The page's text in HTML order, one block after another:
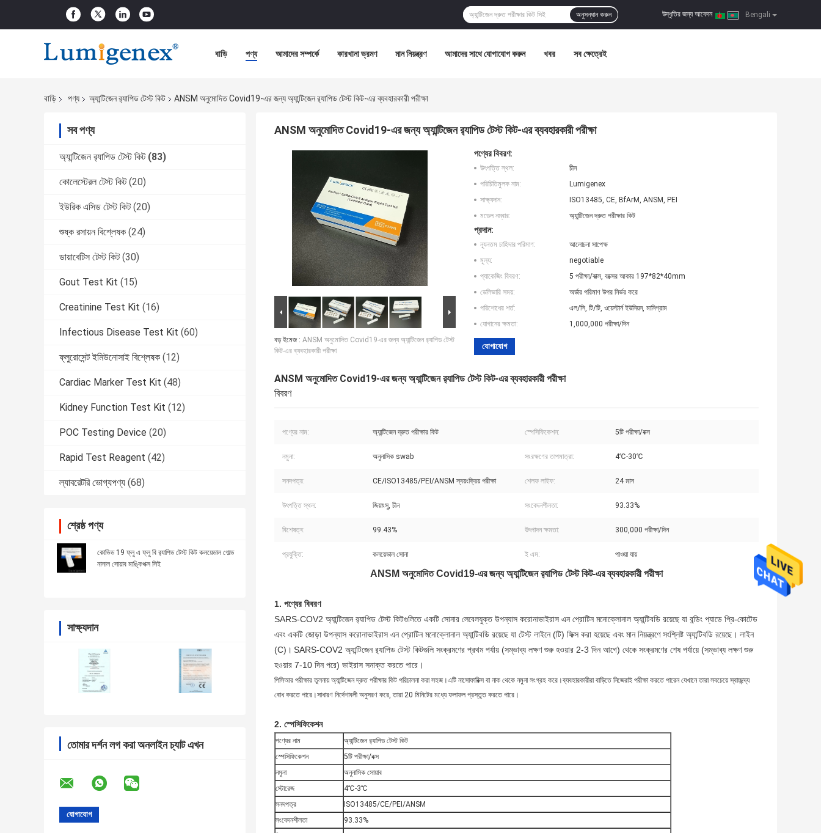
Bengali
উদ্ধৃতির জন্য আবেদন |
অনুসন্ধান করুন
বাড়ি পণ্য আমাদের সম্পর্কে কারখানা ভ্রমণ মান নিয়ন্ত্রণ আমাদের সাথে যোগাযোগ করুন খবর সব ক্ষেত্রেই
বাড়ি পণ্য অ্যান্টিজেন র‌্যাপিড টেস্ট কিট ANSM অনুমোদিত Covid19-এর জন্য অ্যান্টিজেন র‌্যাপিড টেস্ট কিট-এর ব্যবহারকারী পরীক্ষা
সব পণ্য
অ্যান্টিজেন র‌্যাপিড টেস্ট কিট (83)
কোলেস্টেরল টেস্ট কিট (20)
ইউরিক এসিড টেস্ট কিট (20)
শুষ্ক রসায়ন বিশ্লেষক (24)
ডায়াবেটিস টেস্ট কিট (30)
Gout Test Kit (15)
Creatinine Test Kit (16)
Infectious Disease Test Kit (60)
ফ্লুরোসেন্ট ইমিউনোসাই বিশ্লেষক (12)
Cardiac Marker Test Kit (48)
Kidney Function Test Kit (12)
POC Testing Device (20)
Rapid Test Reagent (42)
ল্যাবরেটরি ভোগ্যপণ্য (68)
শ্রেষ্ঠ পণ্য
কোভিড 19 ফ্লু এ ফ্লু বি র‍্যাপিড টেস্ট কিট কলয়েডাল গোল্ড
নাসাল সোয়াব মাঙ্কিপক্স সিই
সাক্ষ্যদান
তোমার দর্শন লগ করা অনলাইন চ্যাট এখন
ANSM অনুমোদিত Covid19-এর জন্য অ্যান্টিজেন র‌্যাপিড টেস্ট কিট-এর ব্যবহারকারী পরীক্ষা
বড় ইমেজ : ANSM অনুমোদিত Covid19-এর জন্য অ্যান্টিজেন র‌্যাপিড টেস্ট
কিট-এর ব্যবহারকারী পরীক্ষা
পণ্যের বিবরণ:
উৎপত্তি স্থল:
চীন
পরিচিতিমুলক নাম:
Lumigenex
সাক্ষ্যদান:
ISO13485, CE, BfArM, ANSM, PEI
মডেল নম্বার:
অ্যান্টিজেন দ্রুত পরীক্ষার কিট
প্রদান:
ন্যূনতম চাহিদার পরিমাণ:
আলোচনা সাপেক্ষ
মূল্য:
negotiable
প্যাকেজিং বিবরণ:
5 পরীক্ষা/বাক্স, বক্সের আকার 197*82*40mm
ডেলিভারি সময়:
অর্ডার পরিমাণ উপর নির্ভর করে
পরিশোধের শর্ত:
এল/সি, টি/টি, ওয়েস্টার্ন ইউনিয়ন, মানিগ্রাম
যোগানের ক্ষমতা:
1,000,000 পরীক্ষা/দিন
যোগাযোগ
ANSM অনুমোদিত Covid19-এর জন্য অ্যান্টিজেন র‌্যাপিড টেস্ট কিট-এর ব্যবহারকারী পরীক্ষা
বিবরণ
পণ্যের নাম: অ্যান্টিজেন দ্রুত পরীক্ষার কিট স্পেসিফিকেশন: 5টি পরীক্ষা/বক্স
নমুনা: অনুনাসিক swab সংরক্ষণের তাপমাত্রা: 4℃-30℃
সনদপত্র: CE/ISO13485/PEI/ANSM স্বয়ংক্রিয় পরীক্ষা শেলফ লাইফ: 24 মাস
উৎপত্তি স্থল: জিয়াংসু, চীন সংবেদনশীলতা: 93.33%
বিশেষত্ব: 99.43% উৎপাদন ক্ষমতা: 300,000 পরীক্ষা/দিন
প্রযুক্তি: কলয়েডাল সোনা ই এম: পাওয়া যায়
ANSM অনুমোদিত Covid19-এর জন্য অ্যান্টিজেন র‌্যাপিড টেস্ট কিট-এর ব্যবহারকারী পরীক্ষা
1. পণ্যের বিবরণ
SARS-COV2 অ্যান্টিজেন র‌্যাপিড টেস্ট কিটগুলিতে একটি সোনার লেবেলযুক্ত উপন্যাস করোনাভাইরাস এন প্রোটিন মনোক্লোনাল অ্যান্টিবডি রয়েছে যা বন্ডিং প্যাডে প্রি-কোটেড
এবং একটি জোড়া উপন্যাস করোনাভাইরাস এন প্রোটিন মনোক্লোনাল অ্যান্টিবডি রয়েছে যা টেস্ট লাইনে (টি) ফিক্স করা হয়েছে এবং মান নিয়ন্ত্রণে সংশ্লিষ্ট অ্যান্টিবডি রয়েছে। লাইন
(C)। SARS-COV2 অ্যান্টিজেন র‌্যাপিড টেস্ট কিটগুলি সংক্রমণের প্রথম পর্যায় (সম্ভাব্য লক্ষণ শুরু হওয়ার 2-3 দিন আগে) থেকে সংক্রমণের শেষ পর্যায়ে (সম্ভাব্য লক্ষণ শুরু
হওয়ার 7-10 দিন পরে) ভাইরাস সনাক্ত করতে পারে।
পিসিআর পরীক্ষার তুলনায় অ্যান্টিজেন দ্রুত পরীক্ষার কিট পরিচালনা করা সহজ।এটি নাসোফারিক্স বা নাক থেকে নমুনা সংগ্রহ করে।ব্যবহারকারীরা বাড়িতে নিজেরাই পরীক্ষা করতে পারেন যেখানে তারা সবচেয়ে স্বাচ্ছন্দ্য
বোধ করতে পারে।সাধারণ নির্দেশাবলী অনুসরণ করে, তারা 20 মিনিটের মধ্যে ফলাফল প্রস্তুত করতে পারে।
2. স্পেসিফিকেশন
পণ্যের নাম
অ্যান্টিজেন র‌্যাপিড টেস্ট কিট
স্পেসিফিকেশন
5টি পরীক্ষা/বক্স
নমুনা
অনুনাসিক সোয়াব
স্টোরেজ
4℃-3℃
সনদপত্র
ISO13485/CE/PEI/ANSM
সংবেদনশীলতা
93.33%